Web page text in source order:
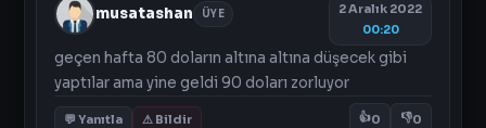
musatashan ÜYE 2 Aralık 2022
00:20
geçen hafta 80 doların altına altına düşecek gibi
yaptılar ama yine geldi 90 doları zorluyor
💬 Yanıtla ⚠ Bildir 👍0 👎0